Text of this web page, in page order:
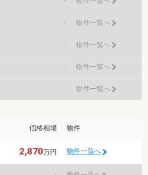
- 物件一覧へ
- 物件一覧へ
- 物件一覧へ
- 物件一覧へ
価格相場 物件
2,870万円 物件一覧へ